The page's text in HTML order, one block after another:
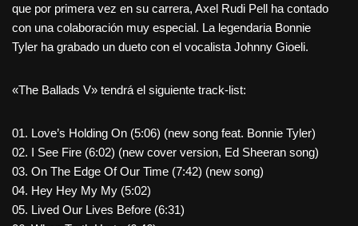
que por primera vez en su carrera, Axel Rudi Pell ha contado
con una colaboración muy especial. La legendaria Bonnie
Tyler ha grabado un dueto con el vocalista Johnny Gioeli.
«The Ballads V» tendrá el siguiente track-list:
01. Love’s Holding On (5:06) (new song feat. Bonnie Tyler)
02. I See Fire (6:02) (new cover version, Ed Sheeran song)
03. On The Edge Of Our Time (7:42) (new song)
04. Hey Hey My My (5:02)
05. Lived Our Lives Before (6:31)